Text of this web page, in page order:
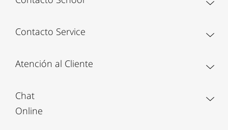
Contacto Service
Atención al Cliente
Chat
Online